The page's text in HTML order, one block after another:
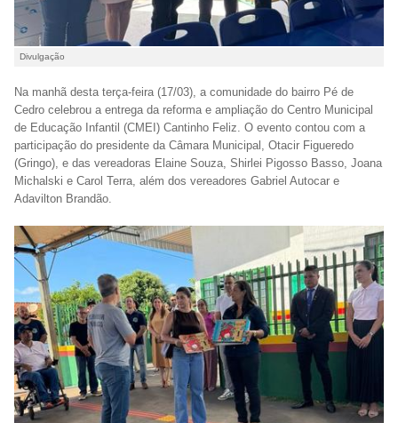
Divulgação
Na manhã desta terça-feira (17/03), a comunidade do bairro Pé de
Cedro celebrou a entrega da reforma e ampliação do Centro Municipal
de Educação Infantil (CMEI) Cantinho Feliz. O evento contou com a
participação do presidente da Câmara Municipal, Otacir Figueredo
(Gringo), e das vereadoras Elaine Souza, Shirlei Pigosso Basso, Joana
Michalski e Carol Terra, além dos vereadores Gabriel Autocar e
Adavilton Brandão.